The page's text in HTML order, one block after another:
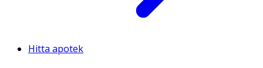
Hitta apotek